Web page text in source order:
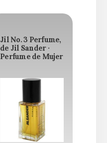
Jil No. 3 Perfume,
de Jil Sander ·
Perfume de Mujer